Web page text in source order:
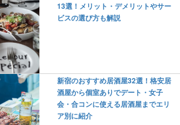
13選！メリット・デメリットやサー
ビスの選び方も解説
新宿のおすすめ居酒屋32選！格安居
酒屋から個室ありでデート・女子
会・合コンに使える居酒屋までエリ
ア別に紹介